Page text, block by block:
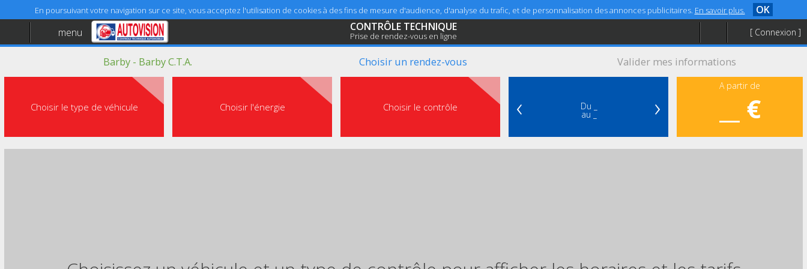
En poursuivant votre navigation sur ce site, vous acceptez l'utilisation de cookies à des fins de mesure d'audience, d'analyse du trafic, et de personnalisation des annonces publicitaires. En savoir plus. OK
menu CONTRÔLE TECHNIQUE
Prise de rendez-vous en ligne [ Connexion ]
Barby - Barby C.T.A. Choisir un rendez-vous Valider mes informations
Choisir le type de véhicule Choisir l'énergie Choisir le contrôle ‹ Du _
au _ ›
A partir de
__ €